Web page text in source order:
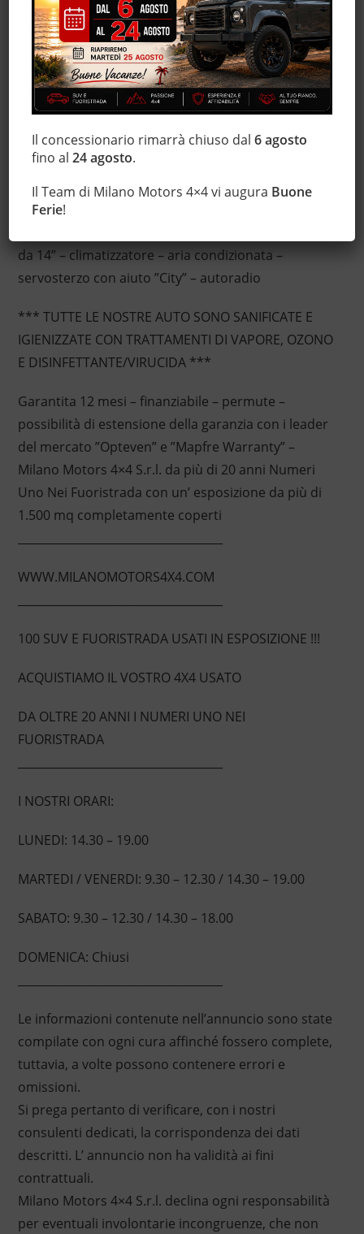
Marmitta catalitica
MP3
Servosterzo
Sound system
Trazione integrale
Descrizione
Fiat Panda 1.2 Benz. – 4×4 – allestimento Climbing –
da 14” – climatizzatore – aria condizionata –
servosterzo con aiuto ”City” – autoradio
*** TUTTE LE NOSTRE AUTO SONO SANIFICATE E
IGIENIZZATE CON TRATTAMENTI DI VAPORE, OZONO
E DISINFETTANTE/VIRUCIDA ***
Garantita 12 mesi – finanziabile – permute –
possibilità di estensione della garanzia con i leader
del mercato ”Opteven” e ”Mapfre Warranty” –
Milano Motors 4×4 S.r.l. da più di 20 anni Numeri
Uno Nei Fuoristrada con un’ esposizione da più di
1.500 mq completamente coperti
WWW.MILANOMOTORS4X4.COM
100 SUV E FUORISTRADA USATI IN ESPOSIZIONE !!!
ACQUISTIAMO IL VOSTRO 4X4 USATO
DA OLTRE 20 ANNI I NUMERI UNO NEI
FUORISTRADA
I NOSTRI ORARI:
LUNEDI: 14.30 – 19.00
MARTEDI / VENERDI: 9.30 – 12.30 / 14.30 – 19.00
SABATO: 9.30 – 12.30 / 14.30 – 18.00
DOMENICA: Chiusi
Le informazioni contenute nell’annuncio sono state
compilate con ogni cura affinché fossero complete,
tuttavia, a volte possono contenere errori e
omissioni.
Si prega pertanto di verificare, con i nostri
consulenti dedicati, la corrispondenza dei dati
descritti. L’ annuncio non ha validità ai fini
contrattuali.
Milano Motors 4×4 S.r.l. declina ogni responsabilità
per eventuali involontarie incongruenze, che non
Il concessionario rimarrà chiuso dal6 agosto
fino al24 agosto.
Il Team di Milano Motors 4×4 vi augura Buone
Ferie!